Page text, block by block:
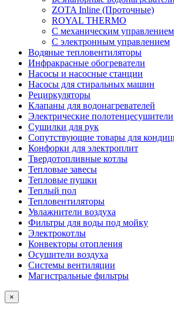
ZOTA Inline (Проточные)
ROYAL THERMO
С механическим управлением
С электронным управлением
Водяные тепловентиляторы
Инфракрасные обогреватели
Насосы и насосные станции
Насосы для стиральных машин
Рециркуляторы
Клапаны для водонагревателей
Электрические полотенцесушители
Сушилки для рук
Сопутствующие товары для
Конфорки для электроплит
Твердотопливные котлы
Тепловые завесы
Тепловые пушки
Теплый пол
Тепловентиляторы
Увлажнители воздуха
Фильтры для воды под мойку
Электрокотлы
Конвекторы отопления
Осушители воздуха
Системы вентиляции
Магистральные фильтры
×